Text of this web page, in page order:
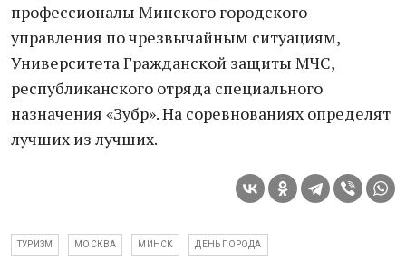
профессионалы Минского городского
управления по чрезвычайным ситуациям,
Университета Гражданской защиты МЧС,
республиканского отряда специального
назначения «Зубр». На соревнованиях определят
лучших из лучших.
ТУРИЗМ МОСКВА МИНСК ДЕНЬ ГОРОДА